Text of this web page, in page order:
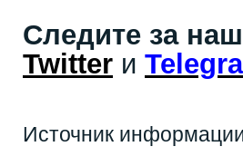
Следите за
Twitter и
Источник